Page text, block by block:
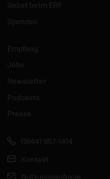
Gebet beim ERF
Spenden
Empfang
Jobs
Newsletter
Podcasts
Presse
06441 957-1414
Kontakt
Nutzungsanfrage